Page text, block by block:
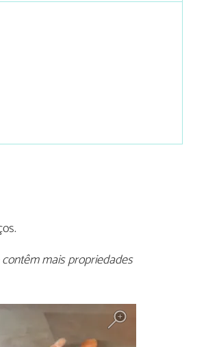
mais propriedades